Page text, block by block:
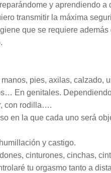
y aprendiendo
transmitir la máxima
que se requiere
pies, axilas, calzado,
En genitales.
con rodilla….
en la que cada uno será
y castigo.
cinturones, cinchas,
tu orgasmo tanto a